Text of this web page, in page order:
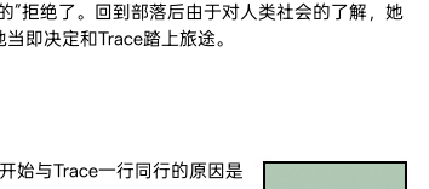
”拒绝了。回到部落后由于对人类社会的了解，她
即决定和Trace踏上旅途。
始与Trace一行同行的原因是